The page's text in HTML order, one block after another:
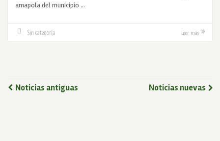
amapola del municipio …
Sin categoría Leer más
Noticias antiguas Noticias nuevas